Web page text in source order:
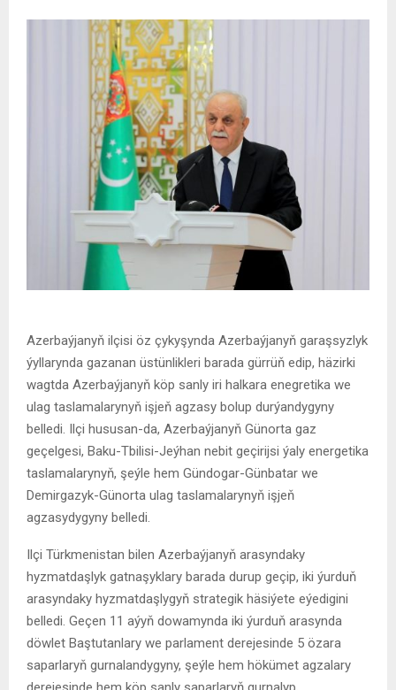
Azerbaýjanyň ilçisi öz çykyşynda Azerbaýjanyň garaşsyzlyk
ýyllarynda gazanan üstünlikleri barada gürrüň edip, häzirki
wagtda Azerbaýjanyň köp sanly iri halkara enegretika we
ulag taslamalarynyň işjeň agzasy bolup durýandygyny
belledi. Ilçi hususan-da, Azerbaýjanyň Günorta gaz
geçelgesi, Baku-Tbilisi-Jeýhan nebit geçirijsi ýaly energetika
taslamalarynyň, şeýle hem Gündogar-Günbatar we
Demirgazyk-Günorta ulag taslamalarynyň işjeň
agzasydygyny belledi.
Ilçi Türkmenistan bilen Azerbaýjanyň arasyndaky
hyzmatdaşlyk gatnaşyklary barada durup geçip, iki ýurduň
arasyndaky hyzmatdaşlygyň strategik häsiýete eýedigini
belledi. Geçen 11 aýyň dowamynda iki ýurduň arasynda
döwlet Baştutanlary we parlament derejesinde 5 özara
saparlaryň gurnalandygyny, şeýle hem hökümet agzalary